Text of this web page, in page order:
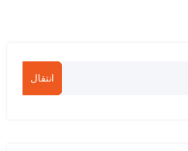
انتقال